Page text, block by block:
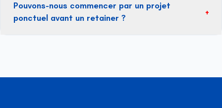
Pouvons-nous commencer par un projet
ponctuel avant un retainer ?
+